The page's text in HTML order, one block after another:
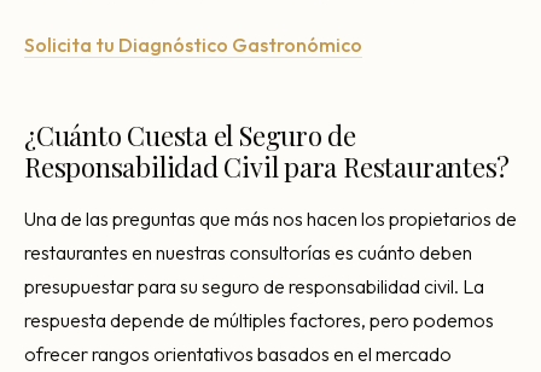
Solicita tu Diagnóstico Gastronómico
¿Cuánto Cuesta el Seguro de
Responsabilidad Civil para Restaurantes?
Una de las preguntas que más nos hacen los propietarios de
restaurantes en nuestras consultorías es cuánto deben
presupuestar para su seguro de responsabilidad civil. La
respuesta depende de múltiples factores, pero podemos
ofrecer rangos orientativos basados en el mercado